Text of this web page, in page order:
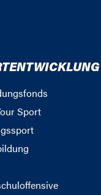
Sport